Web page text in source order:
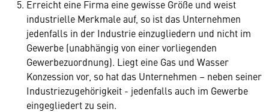
Erreicht eine Firma eine gewisse Größe und weist
industrielle Merkmale auf, so ist das Unternehmen
jedenfalls in der Industrie einzugliedern und nicht im
Gewerbe (unabhängig von einer vorliegenden
Gewerbezuordnung). Liegt eine Gas und Wasser
Konzession vor, so hat das Unternehmen – neben seiner
Industriezugehörigkeit - jedenfalls auch im Gewerbe
eingegliedert zu sein.